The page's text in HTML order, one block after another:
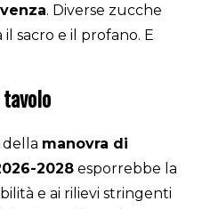
. Diverse zucche
il sacro e il profano. E
della manovra di
2028 esporrebbe la
e ai rilievi stringenti